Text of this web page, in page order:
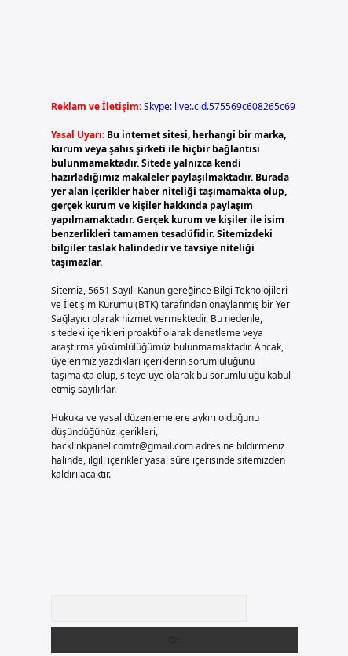
Reklam ve İletişim:Skype: live:.cid.575569c608265c69
Yasal Uyarı: Bu internet sitesi, herhangi bir marka,
kurum veya şahıs şirketi ile hiçbir bağlantısı
bulunmamaktadır. Sitede yalnızca kendi
hazırladığımız makaleler paylaşılmaktadır. Burada
yer alan içerikler haber niteliği taşımamakta olup,
gerçek kurum ve kişiler hakkında paylaşım
yapılmamaktadır. Gerçek kurum ve kişiler ile isim
benzerlikleri tamamen tesadüfidir. Sitemizdeki
bilgiler taslak halindedir ve tavsiye niteliği
taşımazlar.
Sitemiz, 5651 Sayılı Kanun gereğince Bilgi Teknolojileri
ve İletişim Kurumu (BTK) tarafından onaylanmış bir Yer
Sağlayıcı olarak hizmet vermektedir. Bu nedenle,
sitedeki içerikleri proaktif olarak denetleme veya
araştırma yükümlülüğümüz bulunmamaktadır. Ancak,
üyelerimiz yazdıkları içeriklerin sorumluluğunu
taşımakta olup, siteye üye olarak bu sorumluluğu kabul
etmiş sayılırlar.
Hukuka ve yasal düzenlemelere aykırı olduğunu
düşündüğünüz içerikleri,
backlinkpanelicomtr@gmail.comadresine bildirmeniz
halinde, ilgili içerikler yasal süre içerisinde sitemizden
kaldırılacaktır.